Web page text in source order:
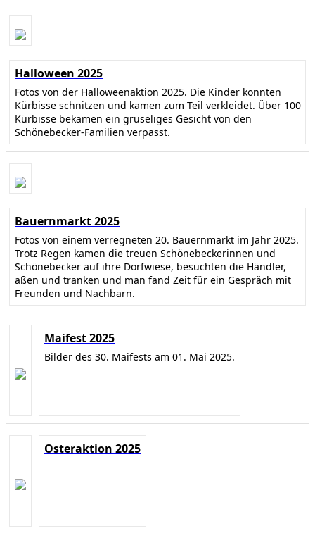
Halloween 2025
Fotos von der Halloweenaktion 2025. Die Kinder konnten
Kürbisse schnitzen und kamen zum Teil verkleidet. Über 100
Kürbisse bekamen ein gruseliges Gesicht von den
Schönebecker-Familien verpasst.
Bauernmarkt 2025
Fotos von einem verregneten 20. Bauernmarkt im Jahr 2025.
Trotz Regen kamen die treuen Schönebeckerinnen und
Schönebecker auf ihre Dorfwiese, besuchten die Händler,
aßen und tranken und man fand Zeit für ein Gespräch mit
Freunden und Nachbarn.
Maifest 2025
Bilder des 30. Maifests am 01. Mai 2025.
Osteraktion 2025